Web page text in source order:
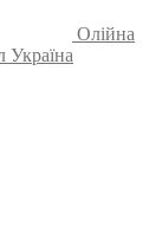
Олійна
Україна